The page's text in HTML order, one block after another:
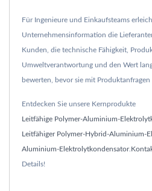
Für Ingenieure und Einkaufsteams
Unternehmensinformation die
Kunden, die technische Fähigkeit,
Umweltverantwortung und den Wert
bewerten, bevor sie mit Produktanfragen
Entdecken Sie unsere Kernprodukte
Leitfähige Polymer-Aluminium-
Leitfähiger Polymer-Hybrid-Aluminium-
Aluminium-Elektrolytkondensator.
Details!